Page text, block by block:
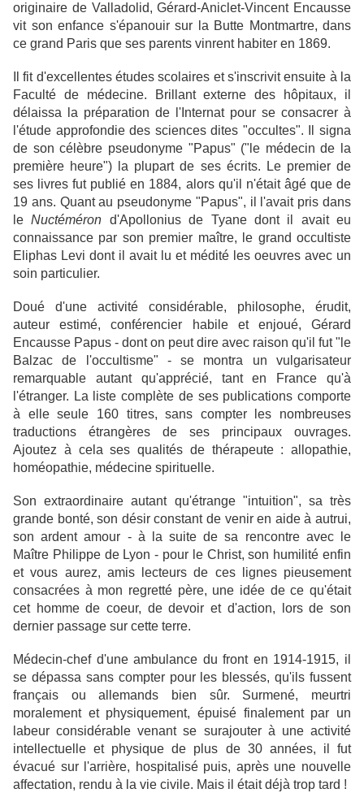
originaire de Valladolid, Gérard-Aniclet-Vincent Encausse
vit son enfance s'épanouir sur la Butte Montmartre, dans
ce grand Paris que ses parents vinrent habiter en 1869.
Il fit d'excellentes études scolaires et s'inscrivit ensuite à la
Faculté de médecine. Brillant externe des hôpitaux, il
délaissa la préparation de l'Internat pour se consacrer à
l'étude approfondie des sciences dites "occultes". Il signa
de son célèbre pseudonyme "Papus" ("le médecin de la
première heure") la plupart de ses écrits. Le premier de
ses livres fut publié en 1884, alors qu'il n'était âgé que de
19 ans. Quant au pseudonyme "Papus", il l'avait pris dans
leNuctéméron d'Apollonius de Tyane dont il avait eu
connaissance par son premier maître, le grand occultiste
Eliphas Levi dont il avait lu et médité les oeuvres avec un
soin particulier.
Doué d'une activité considérable, philosophe, érudit,
auteur estimé, conférencier habile et enjoué, Gérard
Encausse Papus - dont on peut dire avec raison qu'il fut "le
Balzac de l'occultisme" - se montra un vulgarisateur
remarquable autant qu'apprécié, tant en France qu'à
l'étranger. La liste complète de ses publications comporte
à elle seule 160 titres, sans compter les nombreuses
traductions étrangères de ses principaux ouvrages.
Ajoutez à cela ses qualités de thérapeute : allopathie,
homéopathie, médecine spirituelle.
Son extraordinaire autant qu'étrange "intuition", sa très
grande bonté, son désir constant de venir en aide à autrui,
son ardent amour - à la suite de sa rencontre avec le
Maître Philippe de Lyon - pour le Christ, son humilité enfin
et vous aurez, amis lecteurs de ces lignes pieusement
consacrées à mon regretté père, une idée de ce qu'était
cet homme de coeur, de devoir et d'action, lors de son
dernier passage sur cette terre.
Médecin-chef d'une ambulance du front en 1914-1915, il
se dépassa sans compter pour les blessés, qu'ils fussent
français ou allemands bien sûr. Surmené, meurtri
moralement et physiquement, épuisé finalement par un
labeur considérable venant se surajouter à une activité
intellectuelle et physique de plus de 30 années, il fut
évacué sur l'arrière, hospitalisé puis, après une nouvelle
affectation, rendu à la vie civile. Mais il était déjà trop tard !